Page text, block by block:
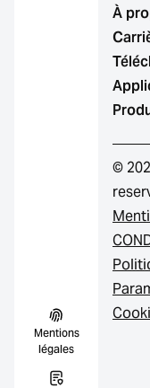
Mentions
légales
À
©